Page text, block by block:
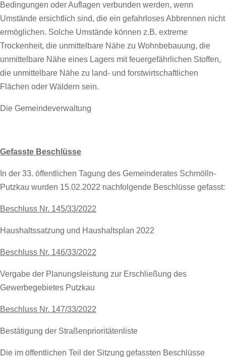
Bedingungen oder Auflagen verbunden werden, wenn
Umstände ersichtlich sind, die ein gefahrloses Abbrennen nicht
ermöglichen. Solche Umstände können z.B. extreme
Trockenheit, die unmittelbare Nähe zu Wohnbebauung, die
unmittelbare Nähe eines Lagers mit feuergefährlichen Stoffen,
die unmittelbare Nähe zu land- und forstwirtschaftlichen
Flächen oder Wäldern sein.
Die Gemeindeverwaltung
Gefasste Beschlüsse
In der 33. öffentlichen Tagung des Gemeinderates Schmölln-
Putzkau wurden 15.02.2022 nachfolgende Beschlüsse gefasst:
Beschluss Nr. 145/33/2022
Haushaltssatzung und Haushaltsplan 2022
Beschluss Nr. 146/33/2022
Vergabe der Planungsleistung zur Erschließung des
Gewerbegebietes Putzkau
Beschluss Nr. 147/33/2022
Bestätigung der Straßenprioritätenliste
Die im öffentlichen Teil der Sitzung gefassten Beschlüsse